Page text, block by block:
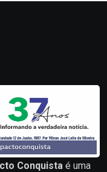
Conquista é uma